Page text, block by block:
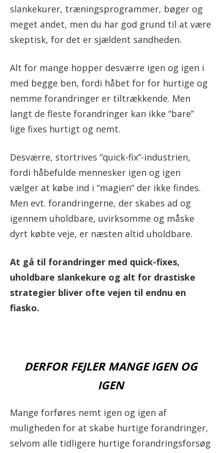
slankekurer, træningsprogrammer, bøger og
meget andet, men du har god grund til at være
skeptisk, for det er sjældent sandheden.
Alt for mange hopper desværre igen og igen i
med begge ben, fordi håbet for for hurtige og
nemme forandringer er tiltrækkende. Men
langt de fleste forandringer kan ikke “bare”
lige fixes hurtigt og nemt.
Desværre, stortrives “quick-fix”-industrien,
fordi håbefulde mennesker igen og igen
vælger at købe ind i “magien” der ikke findes.
Men evt. forandringerne, der skabes ad og
igennem uholdbare, uvirksomme og måske
dyrt købte veje, er næsten altid uholdbare.
At gå til forandringer med quick-fixes,
uholdbare slankekure og alt for drastiske
strategier bliver ofte vejen til endnu en
fiasko.
DERFOR FEJLER MANGE IGEN OG
IGEN
Mange forføres nemt igen og igen af
muligheden for at skabe hurtige forandringer,
selvom alle tidligere hurtige forandringsforsøg